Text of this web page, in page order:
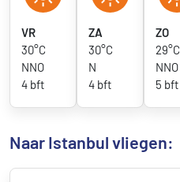
VR
30°C
NNO
4 bft
ZA
30°C
N
4 bft
ZO
29°C
NNO
5 bft
Naar Istanbul vliegen: